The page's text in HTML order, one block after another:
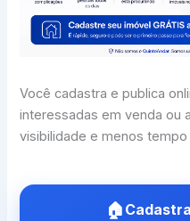
Você cadastra e publica
interessadas em venda ou
visibilidade e menos